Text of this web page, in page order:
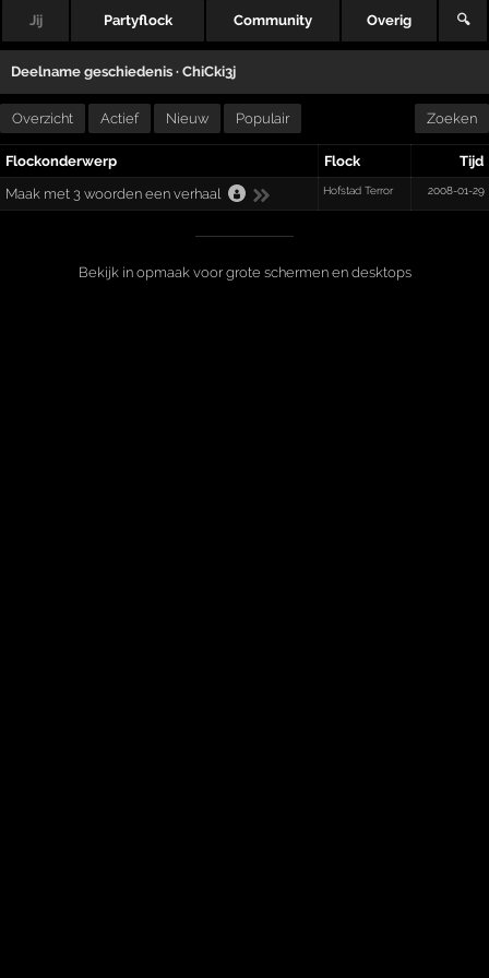
Jij Partyflock Community Overig 🔍
Deelname geschiedenis ·ChiCki3j
Overzicht Actief Nieuw Populair Zoeken
Flockonderwerp Flock
Tijd
Maak met 3 woorden een verhaal
Hofstad Terror 2008-01-29
Bekijk in opmaak voor grote schermen en desktops